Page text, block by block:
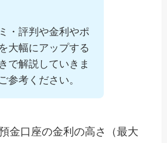
・評判や金利やポ
大幅にアップする
で解説していきま
参考ください。
金口座の金利の高さ（最大